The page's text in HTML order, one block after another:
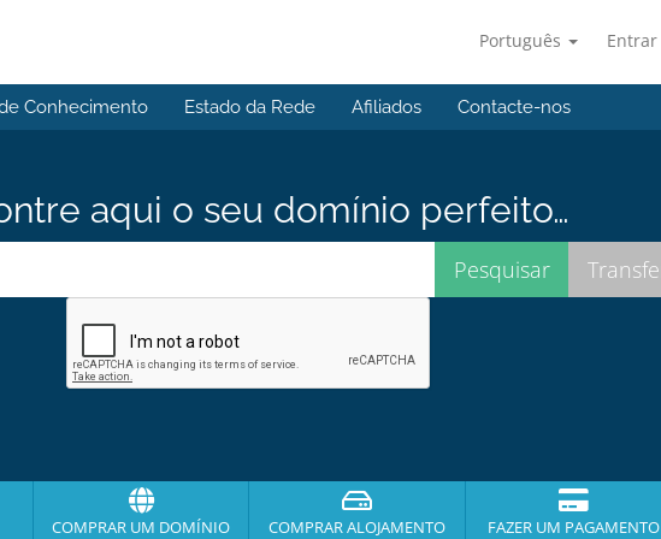
Português Entrar
Conhecimento Estado da Rede Afiliados Contacte-nos
aqui o seu domínio perfeito…
COMPRAR UM DOMÍNIO COMPRAR ALOJAMENTO FAZER UM PAGAMENTO